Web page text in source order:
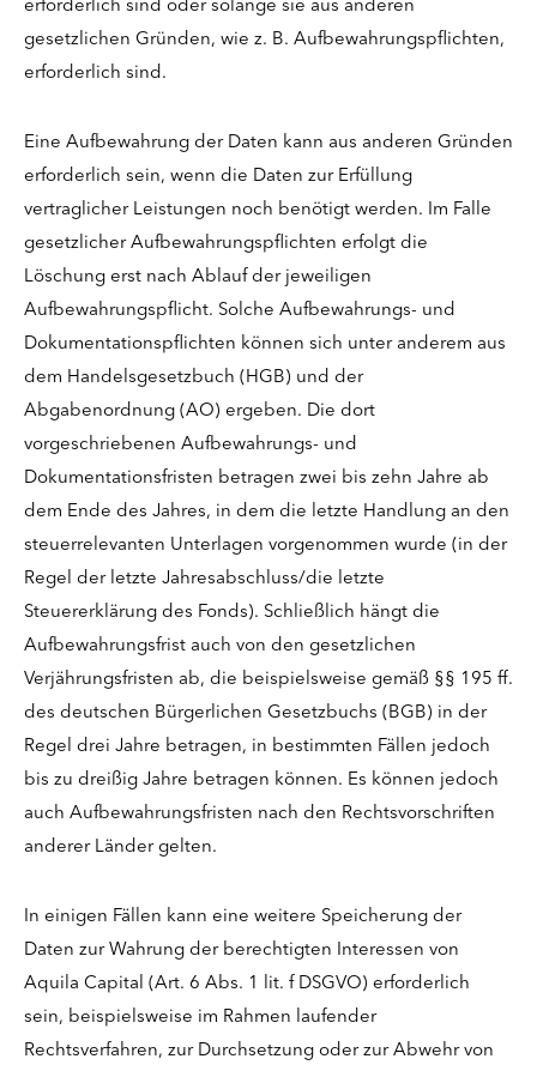
gesetzlichen Gründen, wie z. B. Aufbewahrungspflichten,
erforderlich sind.
Eine Aufbewahrung der Daten kann aus anderen Gründen
erforderlich sein, wenn die Daten zur Erfüllung
vertraglicher Leistungen noch benötigt werden. Im Falle
gesetzlicher Aufbewahrungspflichten erfolgt die
Löschung erst nach Ablauf der jeweiligen
Aufbewahrungspflicht. Solche Aufbewahrungs- und
Dokumentationspflichten können sich unter anderem aus
dem Handelsgesetzbuch (HGB) und der
Abgabenordnung (AO) ergeben. Die dort
vorgeschriebenen Aufbewahrungs- und
Dokumentationsfristen betragen zwei bis zehn Jahre ab
dem Ende des Jahres, in dem die letzte Handlung an den
steuerrelevanten Unterlagen vorgenommen wurde (in der
Regel der letzte Jahresabschluss/die letzte
Steuererklärung des Fonds). Schließlich hängt die
Aufbewahrungsfrist auch von den gesetzlichen
Verjährungsfristen ab, die beispielsweise gemäß §§ 195 ff.
des deutschen Bürgerlichen Gesetzbuchs (BGB) in der
Regel drei Jahre betragen, in bestimmten Fällen jedoch
bis zu dreißig Jahre betragen können. Es können jedoch
auch Aufbewahrungsfristen nach den Rechtsvorschriften
anderer Länder gelten.
In einigen Fällen kann eine weitere Speicherung der
Daten zur Wahrung der berechtigten Interessen von
Aquila Capital (Art. 6 Abs. 1 lit. f DSGVO) erforderlich
sein, beispielsweise im Rahmen laufender
Rechtsverfahren, zur Durchsetzung oder zur Abwehr von